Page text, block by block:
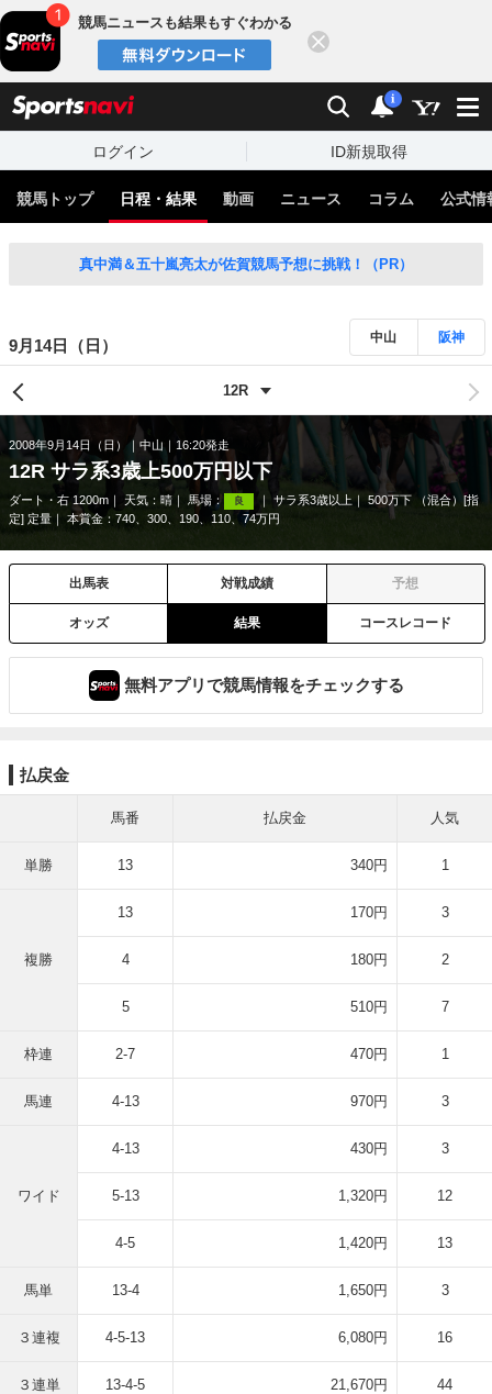
競馬ニュースも結果もすぐわかる
検索 通知
i
ログイン ID新規取得
競馬トップ 日程・結果 動画 ニュース コラム 公式情
真中満＆五十嵐亮太が佐賀競馬予想に挑戦！（PR）
9月14日（日） 中山 阪神
2008年9月14日（日） 中山 16:20発走
12R サラ系3歳上500万円以下
ダート・右 1200m 天気： 晴 馬場： 良 サラ系3歳以上
500万下 （混合）[指
定] 定量
本賞金：740、300、190、110、74万円
出馬表 対戦成績 予想
オッズ 結果 コースレコード
無料アプリで競馬情報をチェックする
払戻金
馬番 払戻金 人気
単勝 13 340円 1
複勝
13 170円 3
4 180円 2
5 510円 7
枠連 2-7 470円 1
馬連 4-13 970円 3
ワイド
4-13 430円 3
5-13 1,320円 12
4-5 1,420円 13
馬単 13-4 1,650円 3
３連複 4-5-13 6,080円 16
３連単 13-4-5 21,670円 44